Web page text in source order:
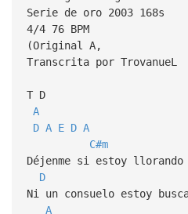
Serie de oro 2003 168s
4/4 76 BPM
(Original A,
Transcrita por TrovanueL
T D
A
D A E D A
C#m
Déjenme si estoy llorando
D
Ni un consuelo estoy
A